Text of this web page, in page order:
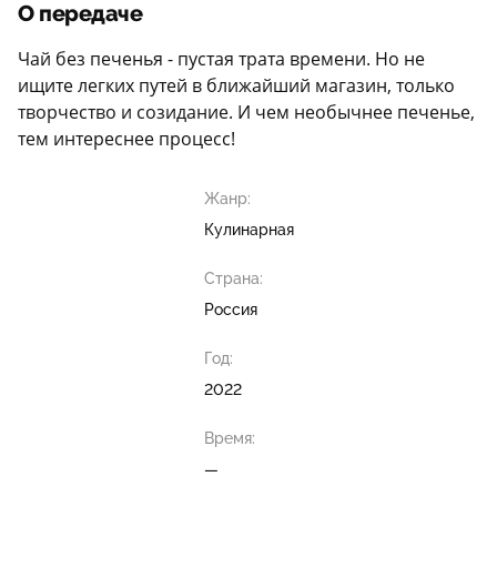
О передаче
Чай без печенья - пустая трата времени. Но не
ищите легких путей в ближайший магазин, только
творчество и созидание. И чем необычнее печенье,
тем интереснее процесс!
Жанр:
Кулинарная
Страна:
Россия
Год:
2022
Время:
—